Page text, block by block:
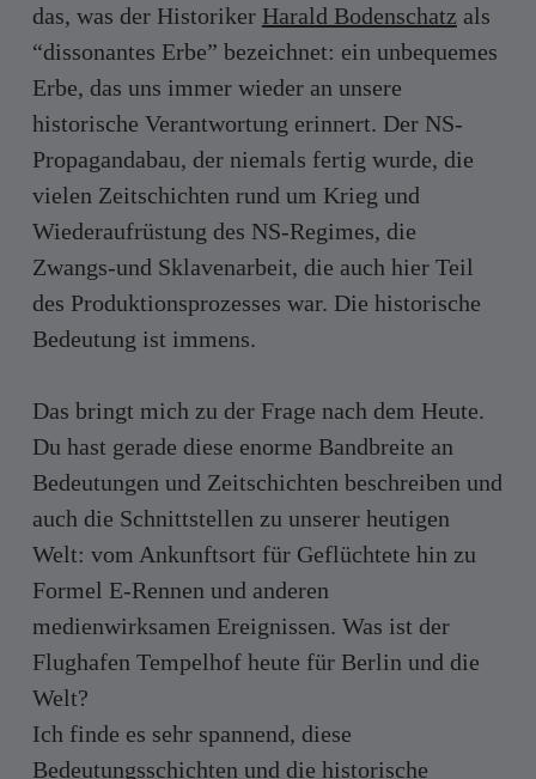
das, was der Historiker Harald Bodenschatzals
“dissonantes Erbe” bezeichnet: ein unbequemes
Erbe, das uns immer wieder an unsere
historische Verantwortung erinnert. Der NS-
Propagandabau, der niemals fertig wurde, die
vielen Zeitschichten rund um Krieg und
Wiederaufrüstung des NS-Regimes, die
Zwangs-und Sklavenarbeit, die auch hier Teil
des Produktionsprozesses war. Die historische
Bedeutung ist immens.
Das bringt mich zu der Frage nach dem Heute.
Du hast gerade diese enorme Bandbreite an
Bedeutungen und Zeitschichten beschreiben und
auch die Schnittstellen zu unserer heutigen
Welt: vom Ankunftsort für Geflüchtete hin zu
Formel E-Rennen und anderen
medienwirksamen Ereignissen. Was ist der
Flughafen Tempelhof heute für Berlin und die
Welt?
Ich finde es sehr spannend, diese
Bedeutungsschichten und die historische